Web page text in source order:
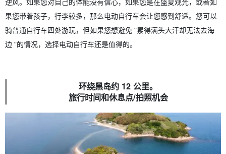
果您带着孩子，行李较多，那么电动自行车会让您感到舒适。您可以
骑普通自行车四处游玩，但如果您想避免 "累得满头大汗却无法去海
边 "的情况，选择电动自行车还是值得的。
环绕黑岛约 12 公里。
旅行时间和休息点/拍照机会